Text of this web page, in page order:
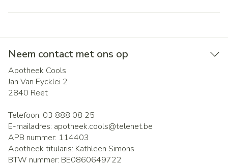
Neem contact met ons op
Apotheek Cools
Jan Van Eycklei 2
2840 Reet
Telefoon: 03 888 08 25
E-mailadres: apotheek.cools@telenet.be
APB nummer: 114403
Apotheek titularis: Kathleen Simons
BTW nummer: BE0860649722